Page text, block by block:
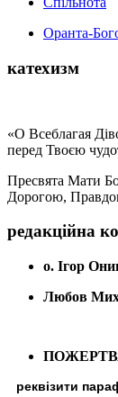
Оранта-
катехизм
«О Всеблагая
перед Твоєю
Пресвята Мати
Дорогою,
редакційна
о. Ігор
Любов
реквізити